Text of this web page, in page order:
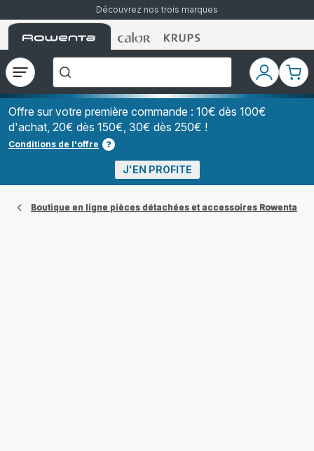
Découvrez nos trois marques
Accueil
Rowenta
Accueil
Rowenta
Accueil
Rowenta
Ouvrir
le
menu
recherchez-
vous
?","Aspirateurs
à
Grains","Centrales
Vapeurs","Sèche
Cheveux"]
Mon
compte
Mon
Offre sur votre première commande : 10€ dès 100€
d'achat, 20€ dès 150€, 30€ dès 250€ !
Conditions de l'offre
J'EN PROFITE
Boutique en ligne pièces détachées et accessoires Rowenta